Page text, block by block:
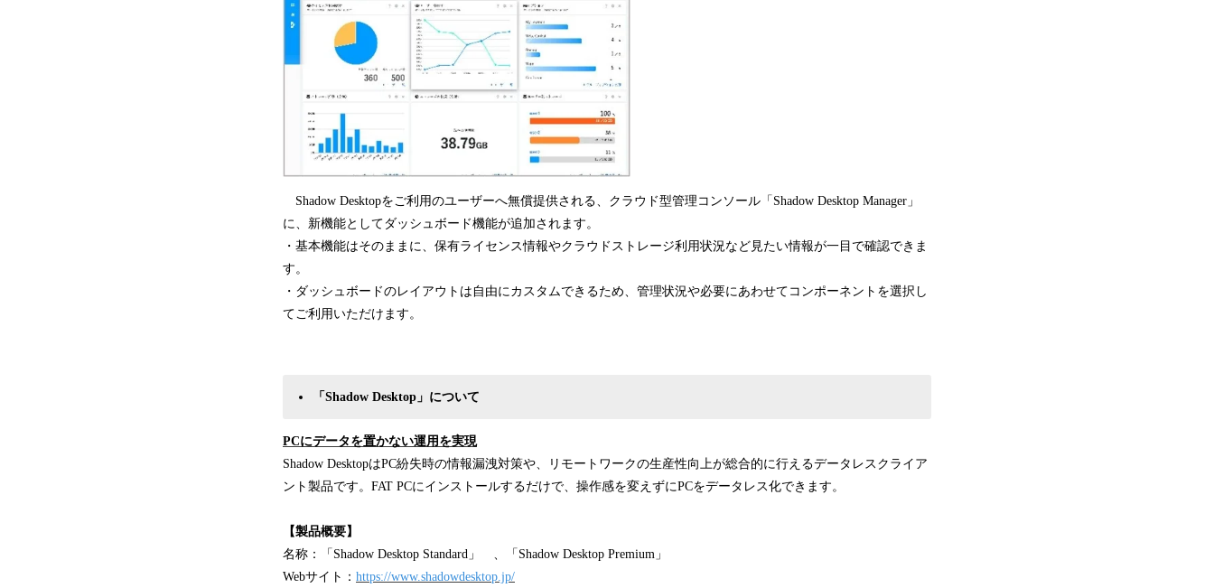
Shadow Desktopをご利用のユーザーへ無償提供される、クラウド型管理コンソール「Shadow Desktop Manager」
に、新機能としてダッシュボード機能が追加されます。
・基本機能はそのままに、保有ライセンス情報やクラウドストレージ利用状況など見たい情報が一目で確認できま
す。
・ダッシュボードのレイアウトは自由にカスタムできるため、管理状況や必要にあわせてコンポーネントを選択し
てご利用いただけます。
「Shadow Desktop」について
PCにデータを置かない運用を実現
Shadow DesktopはPC紛失時の情報漏洩対策や、リモートワークの生産性向上が総合的に行えるデータレスクライア
ント製品です。FAT PCにインストールするだけで、操作感を変えずにPCをデータレス化できます。
【製品概要】
名称：「Shadow Desktop Standard」 、「Shadow Desktop Premium」
Webサイト： https://www.shadowdesktop.jp/